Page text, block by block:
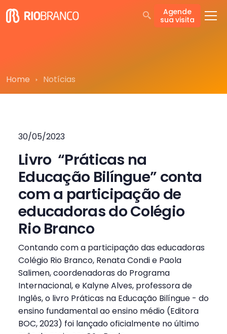
Agende
sua visita
Home Notícias
30/05/2023
Livro “Práticas na
Educação Bilíngue” conta
com a participação de
educadoras do Colégio
Rio Branco
Contando com a participação das educadoras
Colégio Rio Branco, Renata Condi e Paola
Salimen, coordenadoras do Programa
Internacional, e Kalyne Alves, professora de
Inglês, o livro Práticas na Educação Bilíngue - do
ensino fundamental ao ensino médio (Editora
BOC, 2023) foi lançado oficialmente no último